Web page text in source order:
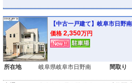
【中古一戸建て】岐阜市日野
価格 2,350万円
所在地 岐阜県岐阜市日野南 間取り